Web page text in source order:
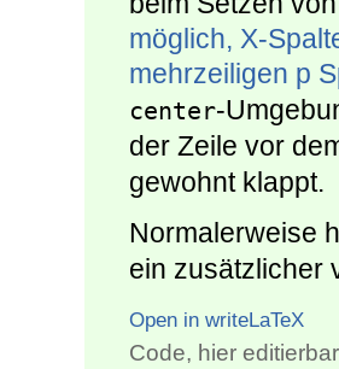
möglich, X-
mehrzeiligen p
center-
der Zeile vor
gewohnt klappt.
Normalerweise
ein zusätzlicher
Open in writeLaTeX
Code, hier